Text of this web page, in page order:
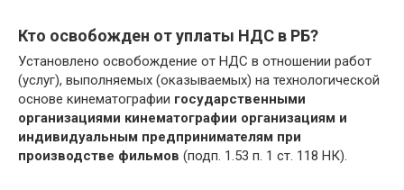
Кто освобожден от уплаты НДС в РБ?
Установлено освобождение от НДС в отношении работ
(услуг), выполняемых (оказываемых) на технологической
основе кинематографии государственными
организациями кинематографии организациям и
индивидуальным предпринимателям при
производстве фильмов (подп. 1.53 п. 1 ст. 118 НК).